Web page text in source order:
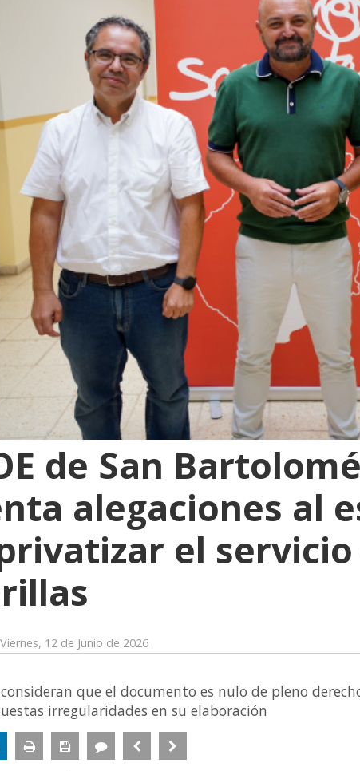
de San
alegaciones al
el
Viernes, 12 de Junio de 2026
que el documento es nulo de pleno
irregularidades en su elaboración